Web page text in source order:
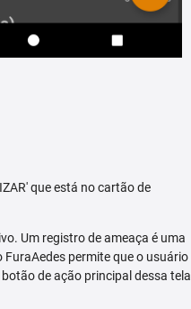
que está no cartão de
Um registro de ameaça é uma
permite que o usuário
de ação principal dessa tela